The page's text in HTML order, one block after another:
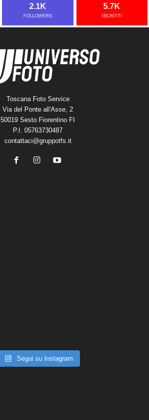
2.1K
FOLLOWERS
5.7K
ISCRITTI
Toscana Foto Service
Via del Ponte all'Asse, 2
50019 Sesto Fiorentino FI
P.I. 05763730487
contattaci@gruppotfs.it
Segui su Instagram